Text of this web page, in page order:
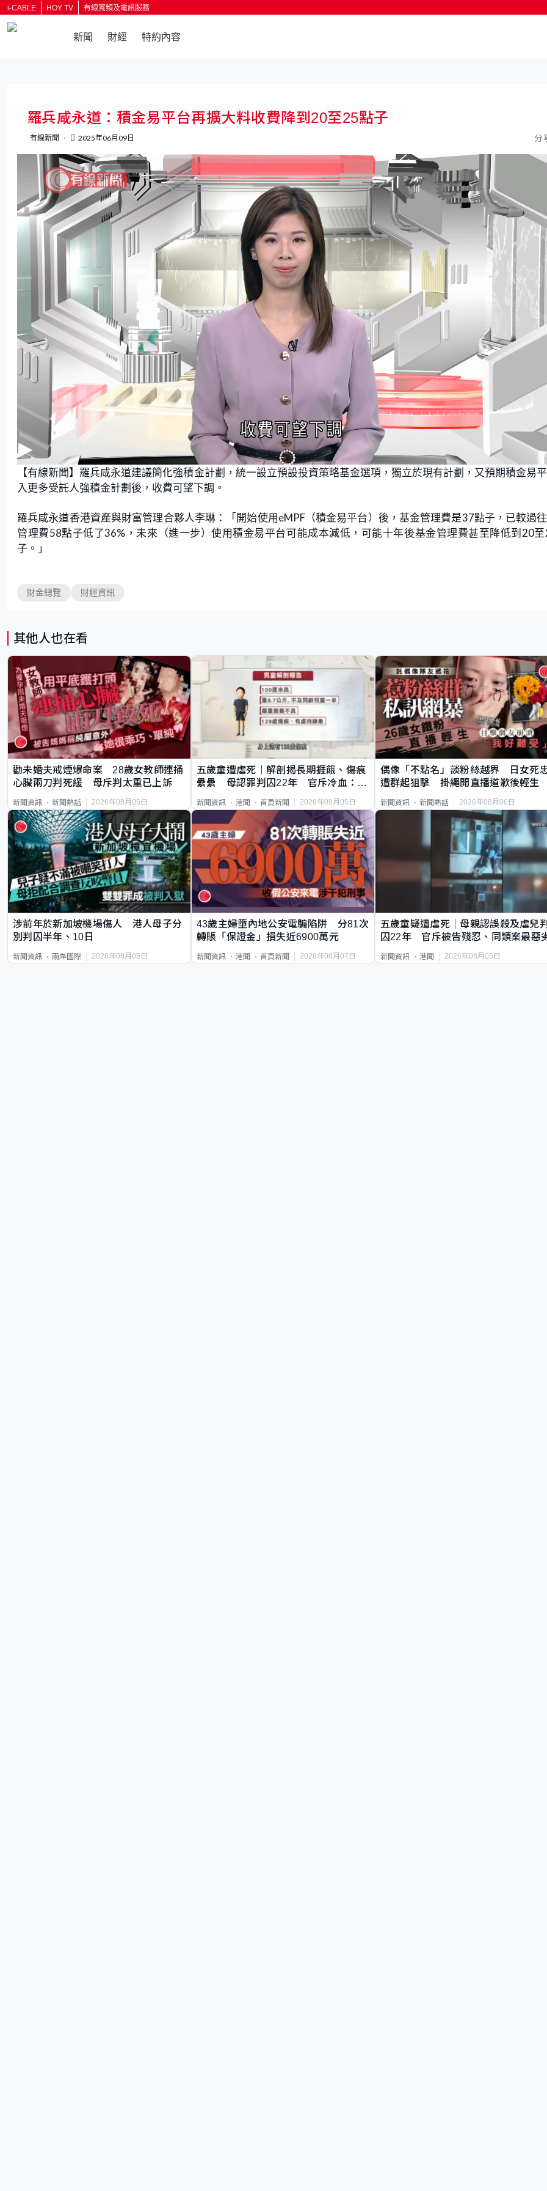
i-CABLE HOY TV 有線寬頻及電訊服務
新聞 財經 特約內容
羅兵咸永道：積金易平台再擴大料收費降到20至25點子
有線新聞 2025年06月09日 分
n
m
u
t
e
a
d
:
.
6
7
%
【有線新聞】羅兵咸永道建議簡化強積金計劃，統一設立預設投資策略基金選項，獨立於現有計劃，又預期積金易
入更多受託人強積金計劃後，收費可望下調。
羅兵咸永道香港資產與財富管理合夥人李琳：「開始使用eMPF（積金易平台）後，基金管理費是37點子，已較過
管理費58點子低了36%，未來（進一步）使用積金易平台可能成本減低，可能十年後基金管理費甚至降低到20
子。」
財金總覽 財經資訊
其他人也在看
勸未婚夫戒煙爆命案 28歲女教師連捅
心臟兩刀判死緩 母斥判太重已上訴
新聞資訊 新聞熱話 2026年08月05日
五歲童遭虐死｜解剖揭長期捱餓、傷痕
纍纍 母認罪判囚22年 官斥冷血：同
新聞資訊 港聞 首頁新聞 2026年08月05日
偶像「不點名」談粉絲越界 日女死
遭群起狙擊 掛繩開直播道歉後輕生
新聞資訊 新聞熱話 2026年08月06日
涉前年於新加坡機場傷人 港人母子分
別判囚半年、10日
新聞資訊 兩岸國際 2026年08月05日
43歲主婦墮內地公安電騙陷阱 分81次
轉賬「保證金」損失近6900萬元
新聞資訊 港聞 首頁新聞 2026年08月07日
五歲童疑遭虐死｜母親認誤殺及虐兒
囚22年 官斥被告殘忍、同類案最惡
新聞資訊 港聞 2026年08月05日